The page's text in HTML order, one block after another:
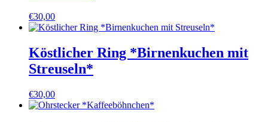
€30,00
Köstlicher Ring *Birnenkuchen mit
Streuseln*
€30,00